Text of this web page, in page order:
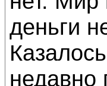
деньги
недавно